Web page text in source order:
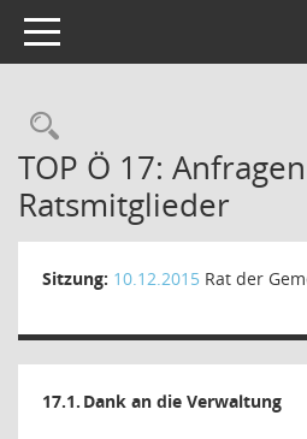
Toggle navigation
Rechercheauswahl
TOP Ö 17:
Ratsmitglieder
Sitzung: 10.12.2015 Rat der
17.1. Dank an die Verwaltung